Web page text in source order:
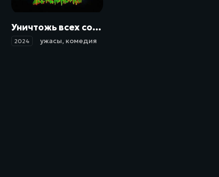
Уничтожь всех соседей / Destroy All Neighbors (2024)
2024 ужасы, комедия